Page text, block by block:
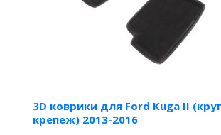
3D коврики для Ford Kuga II
крепеж) 2013-2016